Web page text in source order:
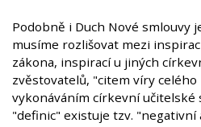
Podobně i Duch Nové smlouvy
musíme rozlišovat mezi
zákona, inspirací u jiných
zvěstovatelů, "citem víry celého
vykonáváním církevní učitelské
"definic" existuje tzv. "negativní